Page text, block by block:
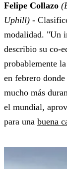
Felipe Collazo
Uphill) -
modalidad. "Un
describio su co-
probablemente
en febrero
mucho más
el mundial,
para una buena